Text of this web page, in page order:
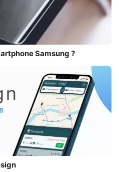
Samsung ?